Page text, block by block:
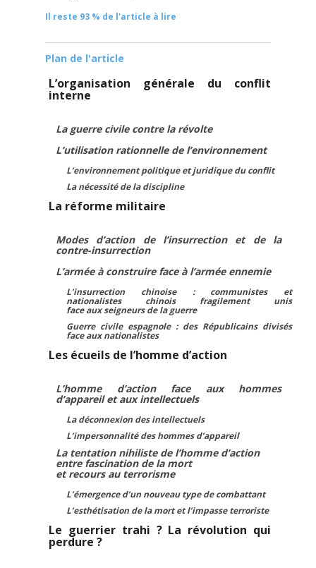
Il reste 93 % de l'article à lire
Plan de l'article
L’organisation générale du conflit
interne
La guerre civile contre la révolte
L’utilisation rationnelle de l’environnement
L’environnement politique et juridique du conflit
La nécessité de la discipline
La réforme militaire
Modes d’action de l’insurrection et de la
contre-insurrection
L’armée à construire face à l’armée ennemie
L’insurrection chinoise : communistes et
nationalistes chinois fragilement unis
face aux seigneurs de la guerre
Guerre civile espagnole : des Républicains divisés
face aux nationalistes
Les écueils de l’homme d’action
L’homme d’action face aux hommes
d’appareil et aux intellectuels
La déconnexion des intellectuels
L’impersonnalité des hommes d’appareil
La tentation nihiliste de l’homme d’action
entre fascination de la mort
et recours au terrorisme
L’émergence d’un nouveau type de combattant
L’esthétisation de la mort et l’impasse terroriste
Le guerrier trahi ? La révolution qui
perdure ?